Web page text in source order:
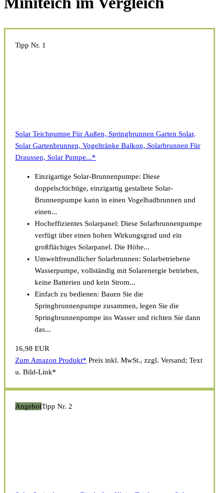
Tipp Nr. 1
Solar Teichpumpe Für Außen, Springbrunnen Garten Solar,
Solar Gartenbrunnen, Vogeltränke Balkon, Solarbrunnen Für
Draussen, Solar Pumpe...*
Einzigartige Solar-Brunnenpumpe: Diese
doppelschichtige, einzigartig gestaltete Solar-
Brunnenpumpe kann in einen Vogelbadbrunnen und
einen...
Hocheffizientes Solarpanel: Diese Solarbrunnenpumpe
verfügt über einen hohen Wirkungsgrad und ein
großflächiges Solarpanel. Die Höhe...
Umweltfreundlicher Solarbrunnen: Solarbetriebene
Wasserpumpe, vollständig mit Solarenergie betrieben,
keine Batterien und kein Strom...
Einfach zu bedienen: Bauen Sie die
Springbrunnenpumpe zusammen, legen Sie die
Springbrunnenpumpe ins Wasser und richten Sie dann
das...
16,98 EUR
Zum Amazon Produkt* Preis inkl. MwSt., zzgl. Versand; Text
u. Bild-Link*
AngebotTipp Nr. 2